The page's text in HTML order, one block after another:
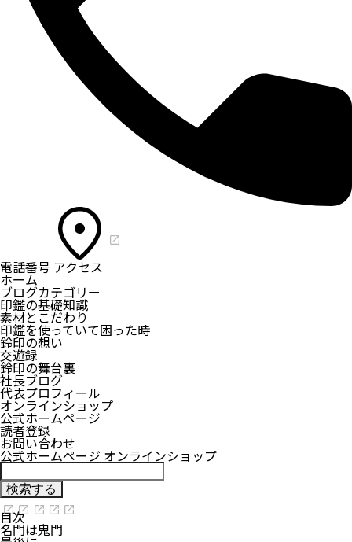
電話番号 アクセス
ホーム
ブログカテゴリー
印鑑の基礎知識
素材とこだわり
印鑑を使っていて困った時
鈴印の想い
交遊録
鈴印の舞台裏
社長ブログ
代表プロフィール
オンラインショップ
公式ホームページ
読者登録
お問い合わせ
公式ホームページ オンラインショップ
目次
名門は鬼門